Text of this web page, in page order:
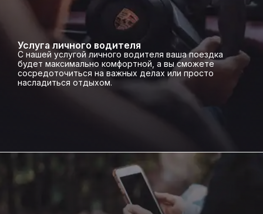
Услуга личного водителя
С нашей услугой личного водителя ваша поездка
будет максимально комфортной, а вы сможете
сосредоточиться на важных делах или просто
насладиться отдыхом.